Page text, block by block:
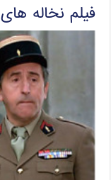
فیلم نخاله